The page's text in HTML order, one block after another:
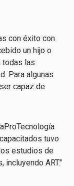
con éxito con
un hijo o
todas las
Para algunas
capaz de
tuvo
estudios de
ART."